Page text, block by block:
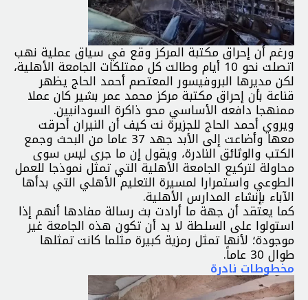
ورغم أن إحراق مكتبة المركز وقع في سياق عملية نهب
اتصلت نحو 10 أيام وطالت كل ممتلكات الجامعة الأهلية،
لكن مديرها البروفيسور المعتصم أحمد الحاج يظهر
قناعة بأن إحراق مكتبة مركز محمد عمر بشير كان عملا
ممنهجا دافعه الأساسي محو ذاكرة السودانيين.
ويروي أحمد الحاج للجزيرة نت كيف أن النيران أحرقت
معها وأضاعت إلى الأبد جهد 37 عاما من البحث وجمع
الكتب والوثائق النادرة، ويقول إن ما جرى ليس سوى
محاولة لتركيع الجامعة الأهلية التي تمثل نموذجا للعمل
الطوعي واستمرارا لمسيرة التعليم الأهلي التي بدأها
الآباء بإنشاء المدارس الأهلية.
كما يعتقد أن جهة ما أرادت بث رسالة مفادها أنهم إذا
استولوا على السلطة لا بد أن تكون هذه الجامعة غير
موجودة؛ لأنها تمثل رمزية كبيرة مثلما كانت تمثلها
طوال 30 عاماً.
مخطوطات نادرة